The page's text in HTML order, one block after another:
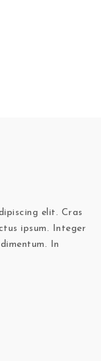
elit. Cras
ipsum. Integer
In